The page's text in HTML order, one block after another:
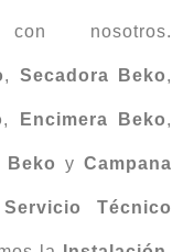
nosotros.
, Secadora Beko,
, Encimera Beko,
Beko yCampana
Servicio Técnico